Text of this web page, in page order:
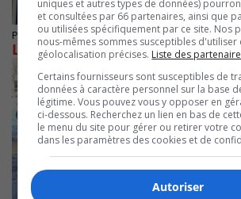
Publié le 25 mars 2021 à 14h30
Le SPAL met à l’amende
uniques et autres types de données)
et consultées par 66 partenaires, ainsi que
ou utilisées spécifiquement par ce site. Nos
nous-mêmes sommes susceptibles d'utiliser
géolocalisation précises. Liste des
Certains fournisseurs sont susceptibles de
données à caractère personnel sur la base
légitime. Vous pouvez vous y opposer en
ci-dessous. Recherchez un lien en bas de
le menu du site pour gérer ou retirer votre
dans les paramètres des cookies et de
Autoriser